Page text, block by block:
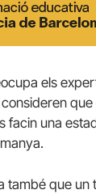
els
facin una
també que un